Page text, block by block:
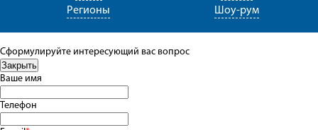
Регионы
Шоу-рум
Сформулируйте интересующий вас вопрос
Ваше имя
Телефон